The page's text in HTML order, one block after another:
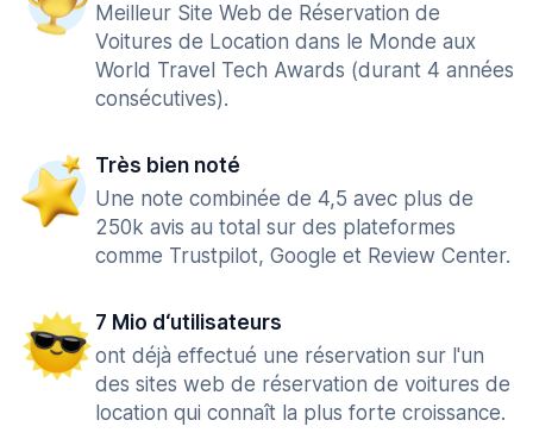
Meilleur Site Web de Réservation de
Voitures de Location dans le Monde aux
World Travel Tech Awards (durant 4 années
consécutives).
Très bien noté
Une note combinée de 4,5 avec plus de
250k avis au total sur des plateformes
comme Trustpilot, Google et Review Center.
7 Mio d‘utilisateurs
ont déjà effectué une réservation sur l'un
des sites web de réservation de voitures de
location qui connaît la plus forte croissance.